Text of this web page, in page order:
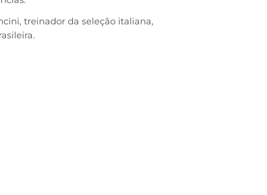
treinador da seleção italiana,